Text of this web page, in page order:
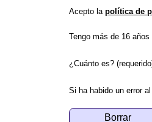
Acepto la política de
Tengo más de 16
¿Cuánto es?
Si ha habido un error